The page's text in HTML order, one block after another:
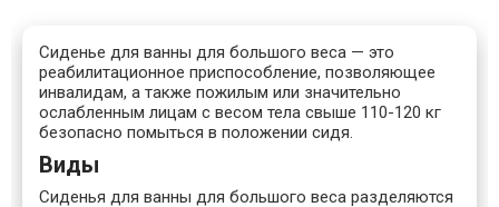
Сиденье для ванны для большого веса — это
реабилитационное приспособление, позволяющее
инвалидам, а также пожилым или значительно
ослабленным лицам с весом тела свыше 110-120 кг
безопасно помыться в положении сидя.
Виды
Сиденья для ванны для большого веса разделяются